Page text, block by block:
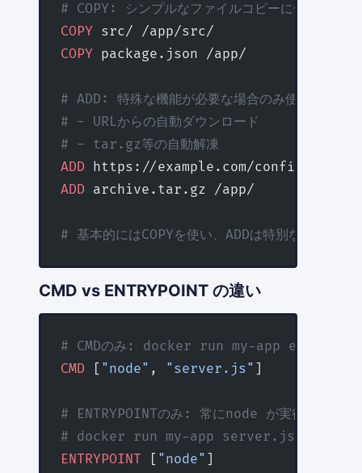
# COPY: シンプルなファイルコピーに使う（推奨
COPY src/ /app/src/
COPY package.json /app/
# ADD: 特殊な機能が必要な場合のみ使う
# - URLからの自動ダウンロード
# - tar.gz等の自動解凍
ADD https://example.com/config.json
ADD archive.tar.gz /app/
# 基本的にはCOPYを使い、ADDは特別な理由があ
CMD vs ENTRYPOINT の違い
# CMDのみ: docker run my-app echo
CMD [ "node" , "server.js" ]
# ENTRYPOINTのみ: 常にnode が実行される
# docker run my-app server.js → node
ENTRYPOINT [ "node" ]